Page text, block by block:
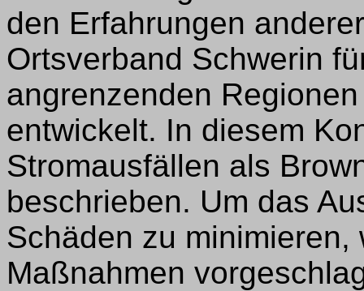
den Erfahrungen
Ortsverband Schwerin
angrenzenden
entwickelt. In diesem
Stromausfällen als
beschrieben. Um das
Schäden zu
Maßnahmen